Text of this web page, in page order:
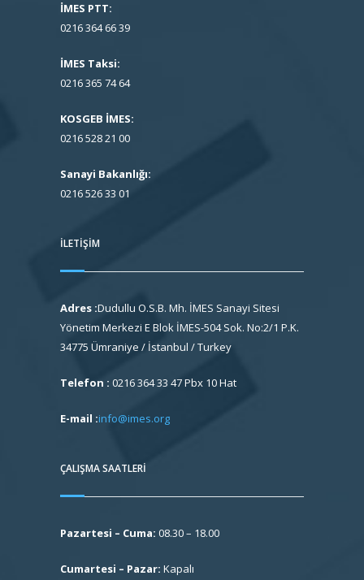
İMES PTT:
0216 364 66 39
İMES Taksi:
0216 365 74 64
KOSGEB İMES:
0216 528 21 00
Sanayi Bakanlığı:
0216 526 33 01
İLETIŞIM
Adres :Dudullu O.S.B. Mh. İMES Sanayi Sitesi
Yönetim Merkezi E Blok İMES-504 Sok. No:2/1 P.K.
34775 Ümraniye / İstanbul / Turkey
Telefon : 0216 364 33 47 Pbx 10 Hat
E-mail :info@imes.org
ÇALIŞMA SAATLERI
Pazartesi – Cuma: 08.30 – 18.00
Cumartesi – Pazar: Kapalı